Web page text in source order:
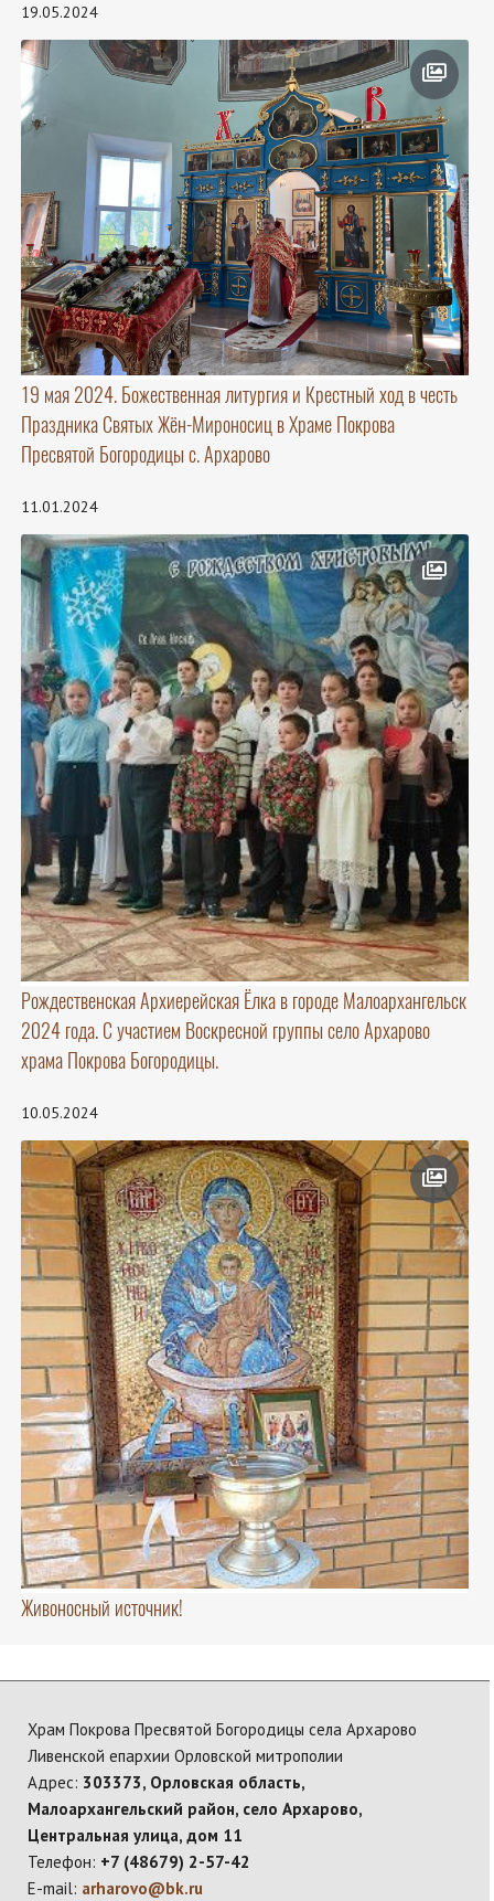
19.05.2024
19 мая 2024. Божественная литургия и Крестный ход в честь
Праздника Святых Жён-Мироносиц в Храме Покрова
Пресвятой Богородицы с. Архарово
11.01.2024
Рождественская Архиерейская Ёлка в городе Малоархангельск
2024 года. С участием Воскресной группы село Архарово
храма Покрова Богородицы.
10.05.2024
Живоносный источник!
Храм Покрова Пресвятой Богородицы села Архарово
Ливенской епархии Орловской митрополии
Адрес: 303373, Орловская область,
Малоархангельский район, село Архарово,
Центральная улица, дом 11
Телефон: +7 (48679) 2-57-42
E-mail: arharovo@bk.ru